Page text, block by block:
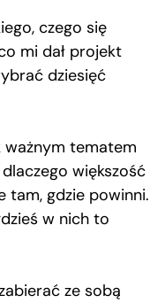
czego się
mi dał projekt
dziesięć
ważnym tematem
większość
tam, gdzie powinni.
w nich to
ze sobą